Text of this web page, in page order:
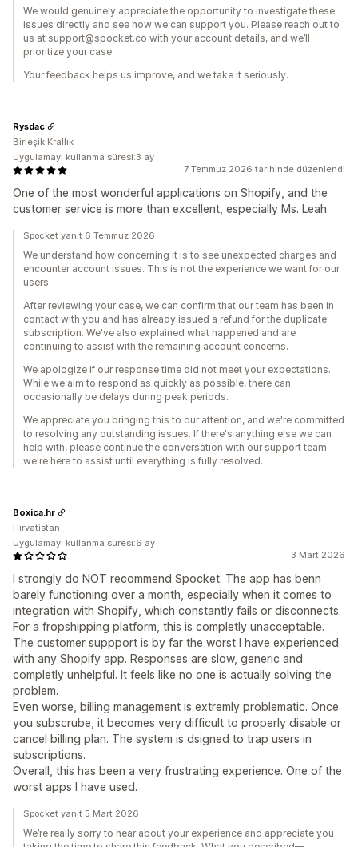
We would genuinely appreciate the opportunity to investigate these
issues directly and see how we can support you. Please reach out to
us at support@spocket.co with your account details, and we’ll
prioritize your case.
Your feedback helps us improve, and we take it seriously.
7 Temmuz 2026 tarihinde düzenlendi
One of the most wonderful applications on Shopify, and the
customer service is more than excellent, especially Ms. Leah
Rysdac
Birleşik Krallık
Uygulamayı kullanma süresi:3 ay
Spocket yanıt 6 Temmuz 2026
We understand how concerning it is to see unexpected charges and
encounter account issues. This is not the experience we want for our
users.
After reviewing your case, we can confirm that our team has been in
contact with you and has already issued a refund for the duplicate
subscription. We've also explained what happened and are
continuing to assist with the remaining account concerns.
We apologize if our response time did not meet your expectations.
While we aim to respond as quickly as possible, there can
occasionally be delays during peak periods.
We appreciate you bringing this to our attention, and we're committed
to resolving any outstanding issues. If there's anything else we can
help with, please continue the conversation with our support team
we're here to assist until everything is fully resolved.
3 Mart 2026
I strongly do NOT recommend Spocket. The app has benn
barely functioning over a month, especially when it comes to
integration with Shopify, which constantly fails or disconnects.
For a fropshipping platform, this is completly unacceptable.
The customer suppport is by far the worst I have experienced
with any Shopify app. Responses are slow, generic and
completly unhelpful. It feels like no one is actually solving the
problem.
Even worse, billing management is extremly problematic. Once
you subscrube, it becomes very difficult to properly disable or
cancel billing plan. The system is dsigned to trap users in
subscriptions.
Overall, this has been a very frustrating experience. One of the
worst apps I have used.
Boxica.hr
Hırvatistan
Uygulamayı kullanma süresi:6 ay
Spocket yanıt 5 Mart 2026
We’re really sorry to hear about your experience and appreciate you